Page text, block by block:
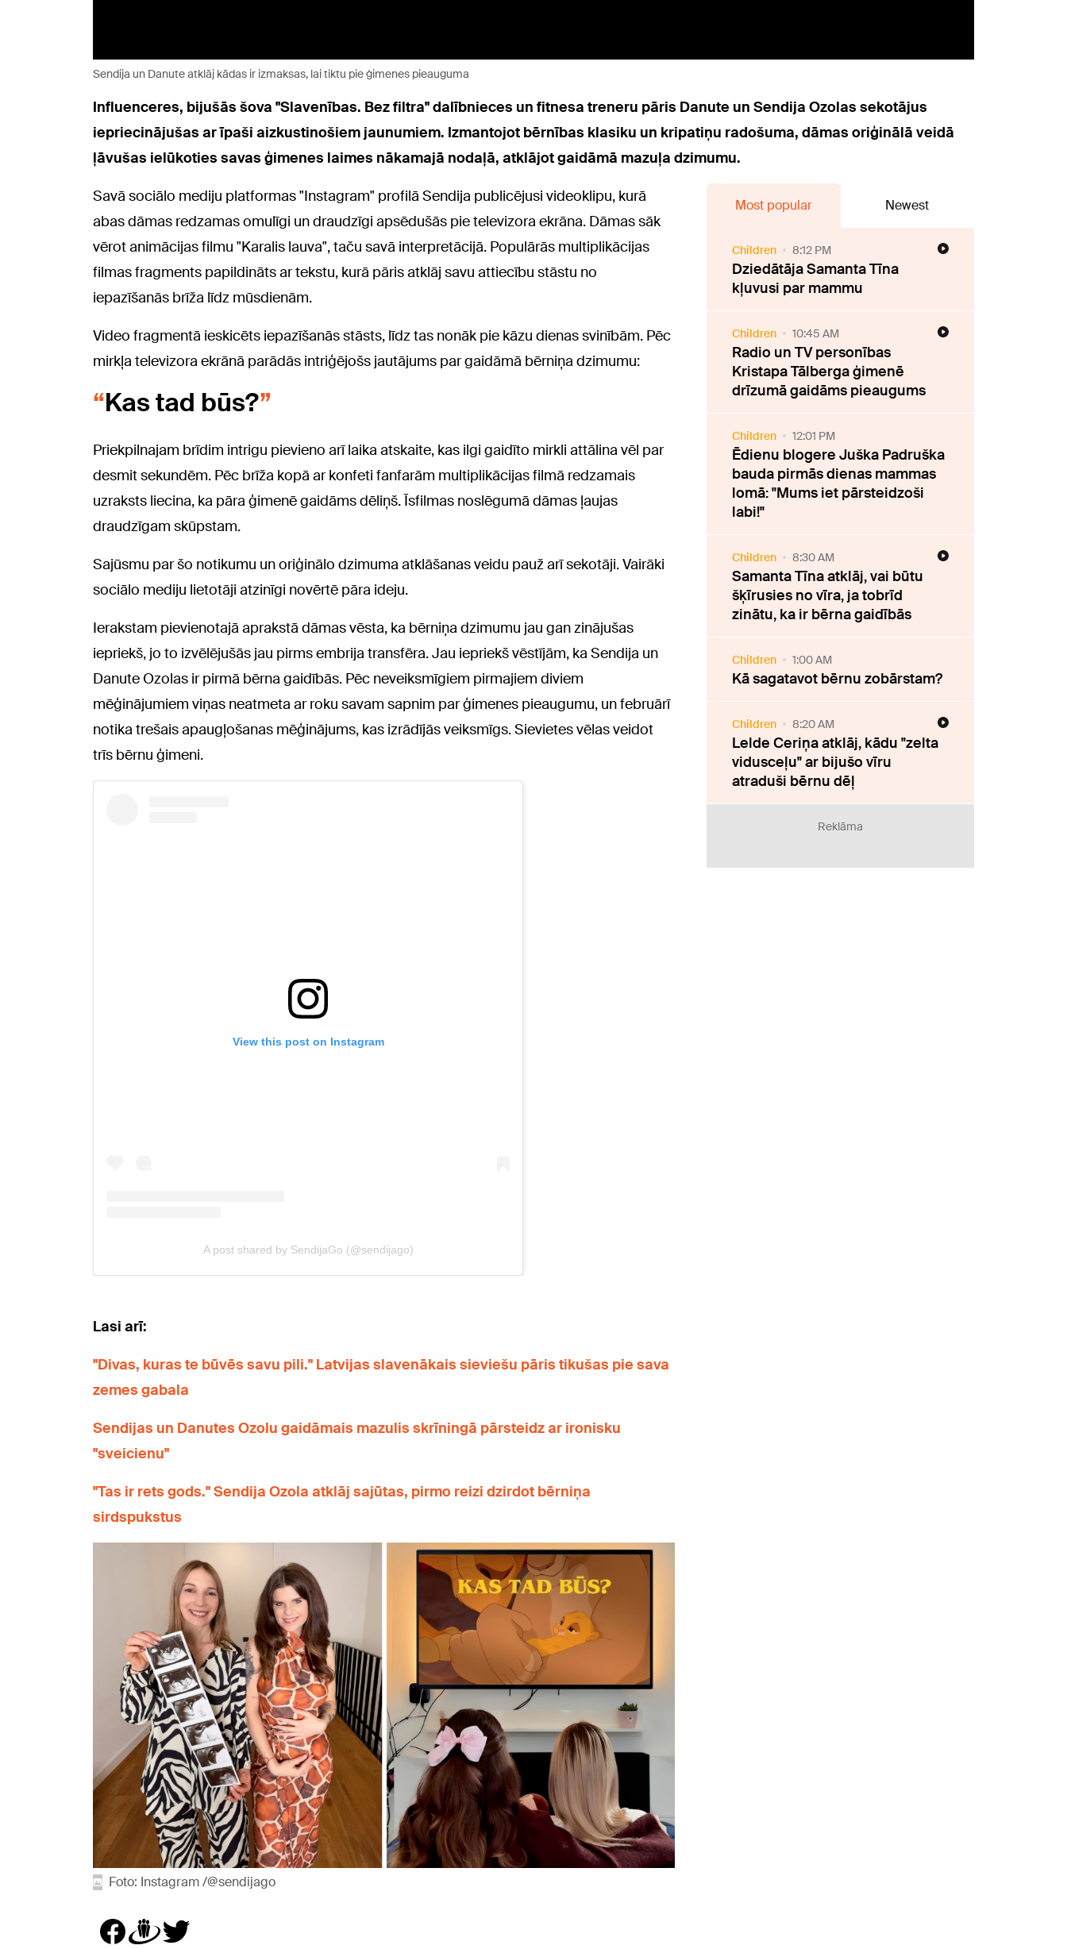
Sendija un Danute atklāj kādas ir izmaksas, lai tiktu pie ģimenes pieauguma
Influenceres, bijušās šova "Slavenības. Bez filtra" dalībnieces un fitnesa treneru pāris Danute un Sendija Ozolas sekotājus
iepriecinājušas ar īpaši aizkustinošiem jaunumiem. Izmantojot bērnības klasiku un kripatiņu radošuma, dāmas oriģinālā veidā
ļāvušas ielūkoties savas ģimenes laimes nākamajā nodaļā, atklājot gaidāmā mazuļa dzimumu.
Savā sociālo mediju platformas "Instagram" profilā Sendija publicējusi videoklipu, kurā
abas dāmas redzamas omulīgi un draudzīgi apsēdušās pie televizora ekrāna. Dāmas sāk
vērot animācijas filmu "Karalis lauva", taču savā interpretācijā. Populārās multiplikācijas
filmas fragments papildināts ar tekstu, kurā pāris atklāj savu attiecību stāstu no
iepazīšanās brīža līdz mūsdienām.
Video fragmentā ieskicēts iepazīšanās stāsts, līdz tas nonāk pie kāzu dienas svinībām. Pēc
mirkļa televizora ekrānā parādās intriģējošs jautājums par gaidāmā bērniņa dzimumu:
Kas tad būs?
Priekpilnajam brīdim intrigu pievieno arī laika atskaite, kas ilgi gaidīto mirkli attālina vēl par
desmit sekundēm. Pēc brīža kopā ar konfeti fanfarām multiplikācijas filmā redzamais
uzraksts liecina, ka pāra ģimenē gaidāms dēliņš. Īsfilmas noslēgumā dāmas ļaujas
draudzīgam skūpstam.
Sajūsmu par šo notikumu un oriģinālo dzimuma atklāšanas veidu pauž arī sekotāji. Vairāki
sociālo mediju lietotāji atzinīgi novērtē pāra ideju.
Ierakstam pievienotajā aprakstā dāmas vēsta, ka bērniņa dzimumu jau gan zinājušas
iepriekš, jo to izvēlējušās jau pirms embrija transfēra. Jau iepriekš vēstījām, ka Sendija un
Danute Ozolas ir pirmā bērna gaidībās. Pēc neveiksmīgiem pirmajiem diviem
mēģinājumiem viņas neatmeta ar roku savam sapnim par ģimenes pieaugumu, un februārī
notika trešais apaugļošanas mēģinājums, kas izrādījās veiksmīgs. Sievietes vēlas veidot
trīs bērnu ģimeni.
Lasi arī:
"Divas, kuras te būvēs savu pili." Latvijas slavenākais sieviešu pāris tikušas pie sava
zemes gabala
Sendijas un Danutes Ozolu gaidāmais mazulis skrīningā pārsteidz ar ironisku
"sveicienu"
"Tas ir rets gods." Sendija Ozola atklāj sajūtas, pirmo reizi dzirdot bērniņa
sirdspukstus
Foto: Instagram /@sendijago
Most popular Newest
Children 8:12 PM
Dziedātāja Samanta Tīna
kļuvusi par mammu
Children 10:45 AM
Radio un TV personības
Kristapa Tālberga ģimenē
drīzumā gaidāms pieaugums
Children 12:01 PM
Ēdienu blogere Juška Padruška
bauda pirmās dienas mammas
lomā: "Mums iet pārsteidzoši
labi!"
Children 8:30 AM
Samanta Tīna atklāj, vai būtu
šķīrusies no vīra, ja tobrīd
zinātu, ka ir bērna gaidībās
Children 1:00 AM
Kā sagatavot bērnu zobārstam?
Children 8:20 AM
Lelde Ceriņa atklāj, kādu "zelta
vidusceļu" ar bijušo vīru
atraduši bērnu dēļ
Reklāma